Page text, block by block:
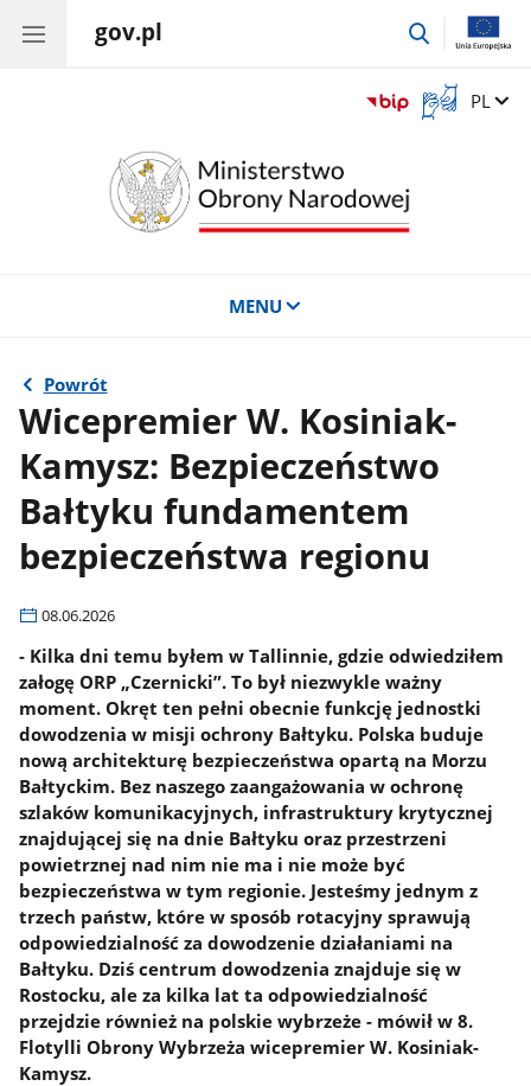
gov.pl
przejdź
Otwórz
okno
Zmień
PL
MENU
Powrót
Wicepremier W. Kosiniak-
Kamysz: Bezpieczeństwo
Bałtyku fundamentem
bezpieczeństwa regionu
08.06.2026
- Kilka dni temu byłem w Tallinnie, gdzie odwiedziłem
załogę ORP „Czernicki”. To był niezwykle ważny
moment. Okręt ten pełni obecnie funkcję jednostki
dowodzenia w misji ochrony Bałtyku. Polska buduje
nową architekturę bezpieczeństwa opartą na Morzu
Bałtyckim. Bez naszego zaangażowania w ochronę
szlaków komunikacyjnych, infrastruktury krytycznej
znajdującej się na dnie Bałtyku oraz przestrzeni
powietrznej nad nim nie ma i nie może być
bezpieczeństwa w tym regionie. Jesteśmy jednym z
trzech państw, które w sposób rotacyjny sprawują
odpowiedzialność za dowodzenie działaniami na
Bałtyku. Dziś centrum dowodzenia znajduje się w
Rostocku, ale za kilka lat ta odpowiedzialność
przejdzie również na polskie wybrzeże - mówił w 8.
Flotylli Obrony Wybrzeża wicepremier W. Kosiniak-
Kamysz.